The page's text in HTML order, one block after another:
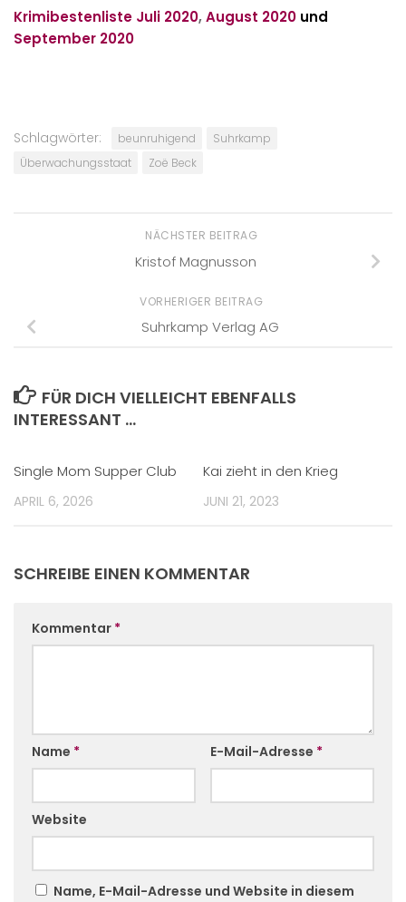
Krimibestenliste Juli 2020,August 2020 und
September 2020
Schlagwörter: beunruhigend
Suhrkamp
Überwachungsstaat
Zoë Beck
NÄCHSTER BEITRAG
Kristof Magnusson
VORHERIGER BEITRAG
Suhrkamp Verlag AG
FÜR DICH VIELLEICHT EBENFALLS
INTERESSANT …
Single Mom Supper Club
APRIL 6, 2026
Kai zieht in den Krieg
JUNI 21, 2023
SCHREIBE EINEN KOMMENTAR
Kommentar *
Name * E-Mail-Adresse *
Website
Name, E-Mail-Adresse und Website in diesem